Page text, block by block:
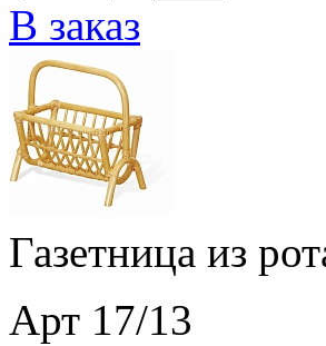
В заказ
Газетница из
Арт 17/13